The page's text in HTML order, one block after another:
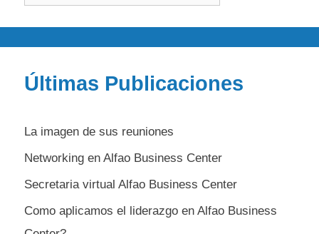
Últimas Publicaciones
La imagen de sus reuniones
Networking en Alfao Business Center
Secretaria virtual Alfao Business Center
Como aplicamos el liderazgo en Alfao Business